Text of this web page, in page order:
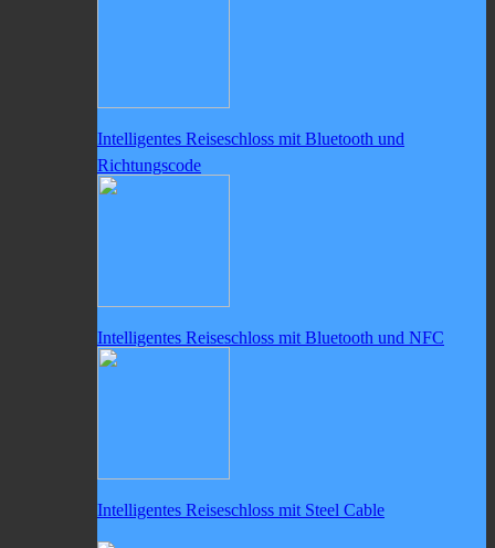
Intelligentes Reiseschloss mit Bluetooth und
Richtungscode
Intelligentes Reiseschloss mit Bluetooth und NFC
Intelligentes Reiseschloss mit Steel Cable